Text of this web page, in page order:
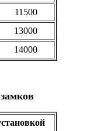
11500
13000
14000